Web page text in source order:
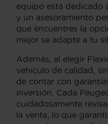
equipo está dedicado
y un asesoramiento
que encuentres la
mejor se adapte a tu
Además, al elegir
vehículo de calidad,
de contar con
inversión. Cada
cuidadosamente
la venta, lo que